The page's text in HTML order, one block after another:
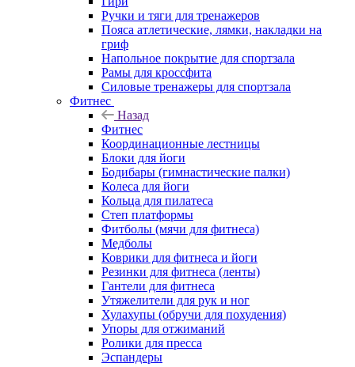
Ручки и тяги для тренажеров
Пояса атлетические, лямки, накладки на
гриф
Напольное покрытие для спортзала
Рамы для кроссфита
Силовые тренажеры для спортзала
Фитнес
Назад
Фитнес
Координационные лестницы
Блоки для йоги
Бодибары (гимнастические палки)
Колеса для йоги
Кольца для пилатеса
Степ платформы
Фитболы (мячи для фитнеса)
Медболы
Коврики для фитнеса и йоги
Резинки для фитнеса (ленты)
Гантели для фитнеса
Утяжелители для рук и ног
Хулахупы (обручи для похудения)
Упоры для отжиманий
Ролики для пресса
Эспандеры